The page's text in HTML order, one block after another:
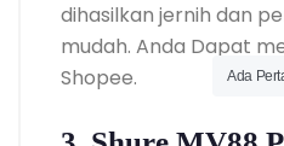
dihasilkan jernih dan
mudah. Anda Dapat
Shopee.
Ada